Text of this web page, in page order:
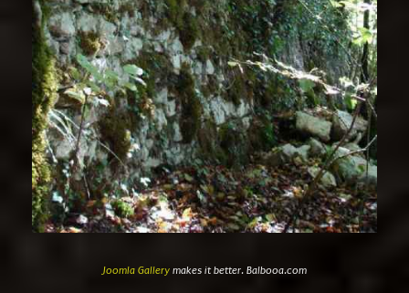
Joomla Gallerymakes it better. Balbooa.com